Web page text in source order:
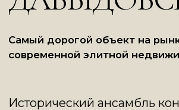
в тихом переулке Мещанского района,
в пешей доступности от проспекта Мира,
и Цветного бульвара.
с историческим торжественным залом,